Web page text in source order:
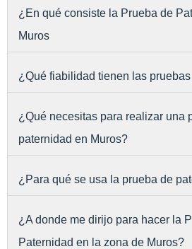
¿En qué consiste la Prueba de
Muros
¿Qué fiabilidad tienen las
¿Qué necesitas para realizar una
paternidad en Muros?
¿Para qué se usa la prueba de
¿A donde me dirijo para hacer la
Paternidad en la zona de Muros?